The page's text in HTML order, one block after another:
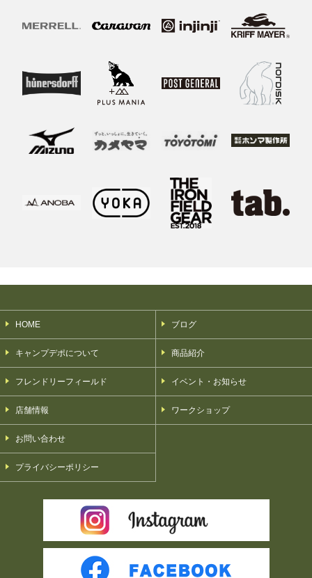
HOME
キャンプデポについて
フレンドリーフィールド
店舗情報
お問い合わせ
プライバシーポリシー
ブログ
商品紹介
イベント・お知らせ
ワークショップ